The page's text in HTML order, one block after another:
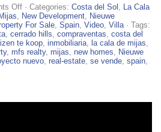
Offon
New
Luxury
Villas
in
Mijas
–
· Categories: Costa del Sol
La Cala
Mijas New Development
Nieuwe
For Sale Spain Video Villa · Tags:
cerrado hills compraventas costa del
te koop inmobiliaria la cala de mijas
, mfs realty, mijas new homes
Nieuwe
nuevo real-estate se vende spain